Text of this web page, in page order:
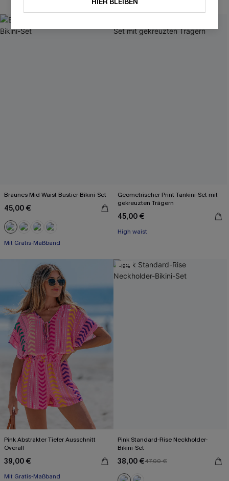
Braunes Mid-Waist Bustier-Bikini-Set
45,00 €
Mit Gratis-Maßband
Nahtlos
Geometrischer Print Tankini-Set mit
gekreuzten Trägern
45,00 €
High waist
Pink Abstrakter Tiefer Ausschnitt
Overall
39,00 €
Mit Gratis-Maßband
Gesmokt
-19%
Pink Standard-Rise Neckholder-
Bikini-Set
38,00 €47,00 €